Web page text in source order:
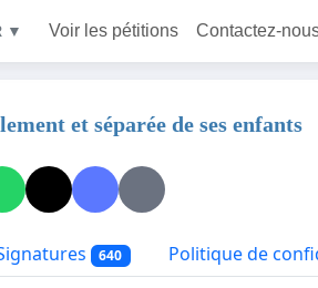
▼ Voir les pétitions Contactez-
et séparée de ses enfants
640 Politique de